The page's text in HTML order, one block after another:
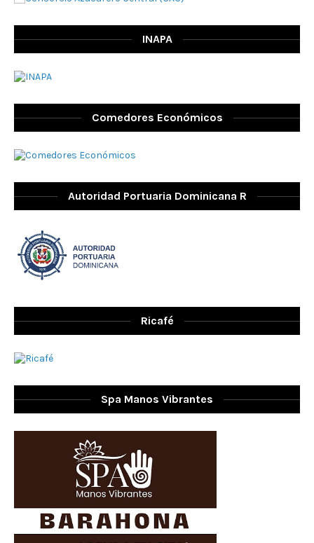
INAPA
Comedores Económicos
Autoridad Portuaria Dominicana R
Ricafé
Spa Manos Vibrantes